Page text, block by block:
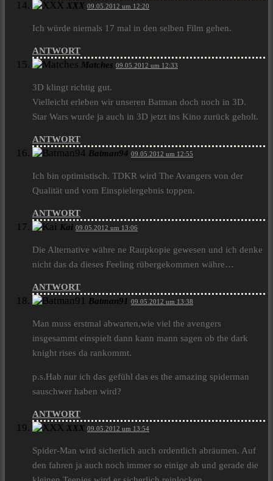
XXX 09.05.2012 um 12:20
Ich würde niemals 17 mal in den selben Film gehen.
ANTWORT
Matches 09.05.2012 um 12:33
3D klingt richtig gut.
Vielleicht erleben wir unseren Batman doch noch in 3D.
Star Wars wurde ja auch in 3D jetzt ins Kino zurück geholt.
ANTWORT
Batman94 09.05.2012 um 12:55
Ich bin optimistisch. TDKR wird The Avangers von der
Qualität und vom Einspielergebnis toppen.
ANTWORT
Kai 09.05.2012 um 13:06
Die Alternative währe ne Raupkopie gewesen und ich denke
nicht das da dieses Feeling rübergekommen währe…
ANTWORT
Batman91 09.05.2012 um 13:38
Man muss erstmal abwarten,wie viel the avengers
insgesammt einspielt dann kann mann sagen ob the dark
knight rises da rankommt.
p.s.Hab nur ich das gefühl das es the amazing spiderman
sauschwer haben wird?
ANTWORT
XXX 09.05.2012 um 13:54
Spider-Man wird sicherlich auch ordentlich abräumen. Auf
den fahren ja auch noch immer so einige ab und gerade die